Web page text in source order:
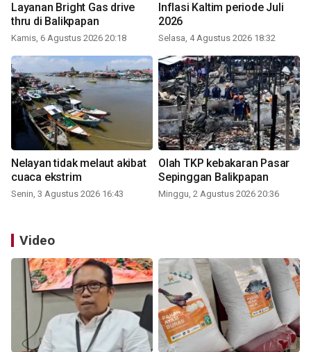
Layanan Bright Gas drive
thru di Balikpapan
Kamis, 6 Agustus 2026 20:18
Inflasi Kaltim periode Juli
2026
Selasa, 4 Agustus 2026 18:32
Nelayan tidak melaut akibat
cuaca ekstrim
Senin, 3 Agustus 2026 16:43
Olah TKP kebakaran Pasar
Sepinggan Balikpapan
Minggu, 2 Agustus 2026 20:36
Video